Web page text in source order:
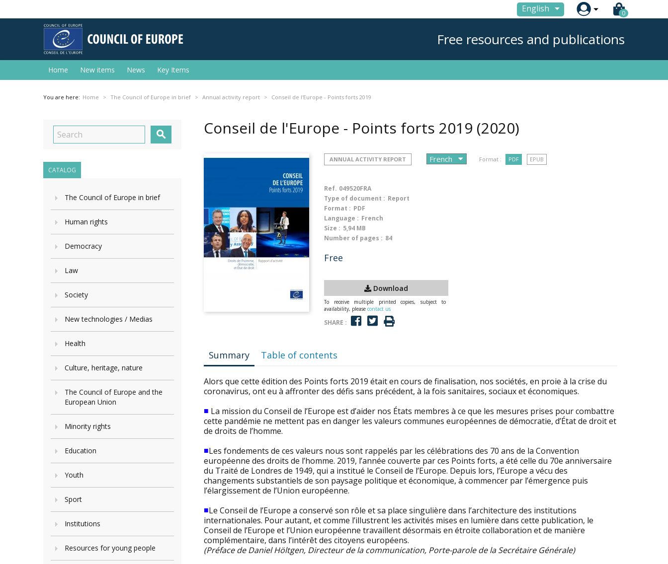
English  0
Free resources and publications
Home New items News Key Items
You are here: Home The Council of Europe in brief Annual activity report Conseil de l'Europe - Points forts 2019

CATALOG
The Council of Europe in brief
Human rights
Democracy
Law
Society
New technologies / Medias
Health
Culture, heritage, nature
The Council of Europe and the
European Union
Minority rights
Education
Youth
Sport
Institutions
Resources for young people
Conseil de l'Europe - Points forts 2019 (2020)
ANNUAL ACTIVITY REPORT Format : PDF EPUB
Ref. 049520FRA
Type of document : Report
Format : PDF
Language : French
Size : 5,94 MB
Number of pages : 84
Free
Download
To receive multiple printed copies, subject to
availability, please contact us
SHARE :
Summary Table of contents
Alors que cette édition des Points forts 2019 était en cours de finalisation, nos sociétés, en proie à la crise du
coronavirus, ont eu à affronter des défis sans précédent, à la fois sanitaires, sociaux et économiques.
■ La mission du Conseil de l’Europe est d’aider nos États membres à ce que les mesures prises pour combattre
cette pandémie ne mettent pas en danger les valeurs communes européennes de démocratie, d’État de droit et
de droits de l’homme.
■Les fondements de ces valeurs nous sont rappelés par les célébrations des 70 ans de la Convention
européenne des droits de l’homme. 2019, l’année couverte par ces Points forts, a été celle du 70e anniversaire
du Traité de Londres de 1949, qui a institué le Conseil de l’Europe. Depuis lors, l’Europe a vécu des
changements substantiels de son paysage politique et économique, à commencer par l’émergence puis
l’élargissement de l’Union européenne.
■Le Conseil de l’Europe a conservé son rôle et sa place singulière dans l’architecture des institutions
internationales. Pour autant, et comme l’illustrent les activités mises en lumière dans cette publication, le
Conseil de l’Europe et l’Union européenne travaillent désormais en étroite collaboration et de manière
complémentaire, dans l’intérêt des citoyens européens.
(Préface de Daniel Höltgen, Directeur de la communication, Porte-parole de la Secrétaire Générale)